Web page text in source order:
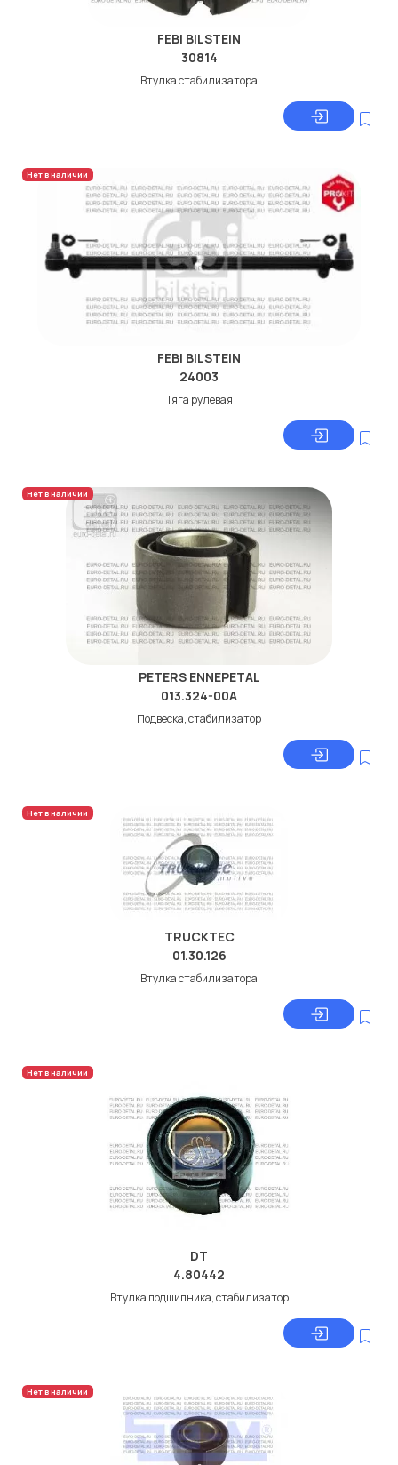
FEBI BILSTEIN
30814
Втулка стабилизатора
Нет в наличии
FEBI BILSTEIN
24003
Тяга рулевая
Нет в наличии
PETERS ENNEPETAL
013.324-00A
Подвеска, стабилизатор
Нет в наличии
TRUCKTEC
01.30.126
Втулка стабилизатора
Нет в наличии
DT
4.80442
Втулка подшипника, стабилизатор
Нет в наличии